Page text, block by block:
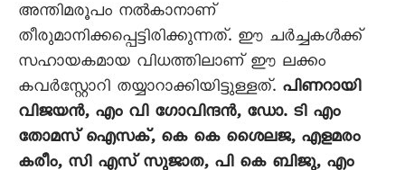
അന്തിമരൂപം നൽകാനാണ്
തീരുമാനിക്കപ്പെട്ടിരിക്കുന്നത്. ഈ ചർച്ചകൾക്ക്
സഹായകമായ വിധത്തിലാണ് ഈ ലക്കം
കവർസ്റ്റോറി തയ്യാറാക്കിയിട്ടുള്ളത്. പിണറായി
വിജയൻ, എം വി ഗോവിന്ദൻ, ഡോ. ടി എം
തോമസ് ഐസക്, കെ കെ ശെെലജ, എളമരം
കരീം, സി എസ് സുജാത, പി കെ ബിജു, എം